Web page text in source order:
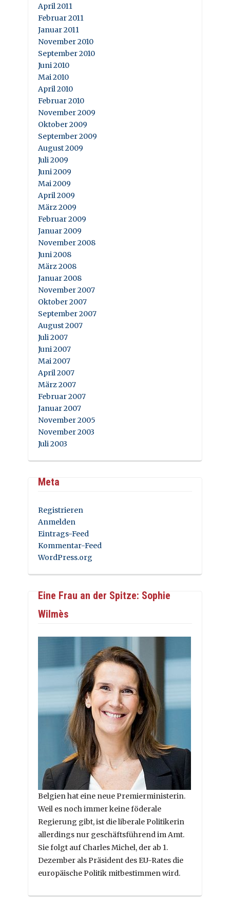
April 2011
Februar 2011
Januar 2011
November 2010
September 2010
Juni 2010
Mai 2010
April 2010
Februar 2010
November 2009
Oktober 2009
September 2009
August 2009
Juli 2009
Juni 2009
Mai 2009
April 2009
März 2009
Februar 2009
Januar 2009
November 2008
Juni 2008
März 2008
Januar 2008
November 2007
Oktober 2007
September 2007
August 2007
Juli 2007
Juni 2007
Mai 2007
April 2007
März 2007
Februar 2007
Januar 2007
November 2005
November 2003
Juli 2003
Meta
Registrieren
Anmelden
Eintrags-Feed
Kommentar-Feed
WordPress.org
Eine Frau an der Spitze: Sophie
Wilmès
Belgien hat eine neue Premierministerin.
Weil es noch immer keine föderale
Regierung gibt, ist die liberale Politikerin
allerdings nur geschäftsführend im Amt.
Sie folgt auf Charles Michel, der ab 1.
Dezember als Präsident des EU-Rates die
europäische Politik mitbestimmen wird.